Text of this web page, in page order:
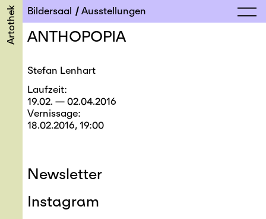
Artothek Bildersaal Ausstellungen
ANTHOPOPIA
Stefan Lenhart
Laufzeit
19.02. — 02.04.2016
Vernissage
18.02.2016, 19:00
Newsletter
Instagram